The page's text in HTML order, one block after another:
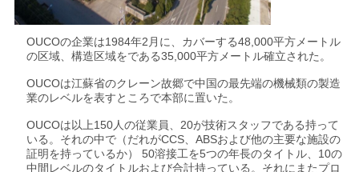
OUCOの企業は1984年2月に、カバーする48,000平方メートル
の区域、構造区域をである35,000平方メートル確立された。
OUCOは江蘇省のクレーン故郷で中国の最先端の機械類の製造
業のレベルを表すところで本部に置いた。
OUCOは以上150人の従業員、20が技術スタッフである持って
いる。それの中で（だれがCCS、ABSおよび他の主要な施設の
証明を持っているか） 50溶接工を5つの年長のタイトル、10の
中間レベルのタイトルおよび合計持っている。それにまたプロ